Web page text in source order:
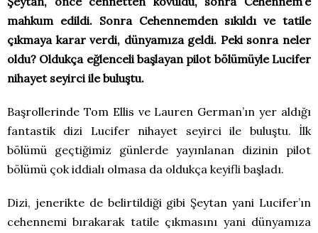
mahkum edildi. Sonra Cehennemden sıkıldı ve tatile
çıkmaya karar verdi, dünyamıza geldi. Peki sonra neler
oldu? Oldukça eğlenceli başlayan pilot bölümüyle Lucifer
nihayet seyirci ile buluştu.
Başrollerinde Tom Ellis ve Lauren German’ın yer aldığı
fantastik dizi Lucifer nihayet seyirci ile buluştu. İlk
bölümü geçtiğimiz günlerde yayınlanan dizinin pilot
bölümü çok iddialı olmasa da oldukça keyifli başladı.
Dizi, jenerikte de belirtildiği gibi Şeytan yani Lucifer’ın
cehennemi bırakarak tatile çıkmasını yani dünyamıza